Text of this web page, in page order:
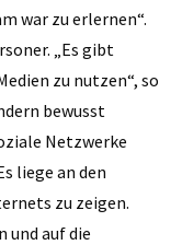
war zu erlernen“.
„Es gibt
zu nutzen“, so
bewusst
Netzwerke
liege an den
zu zeigen.
und auf die